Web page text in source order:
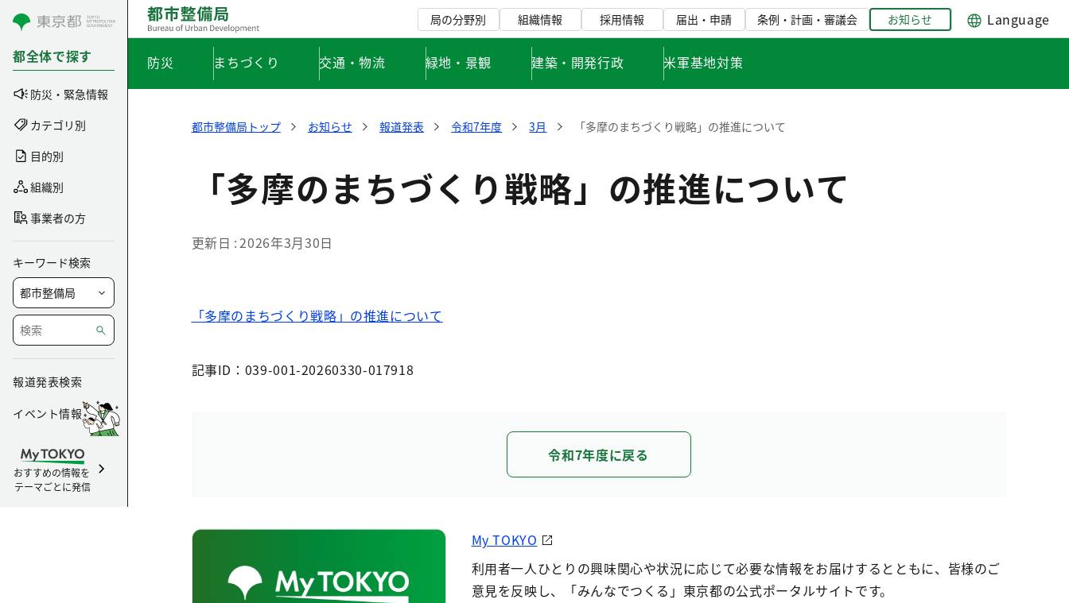
コンテンツにスキップ
都全体で探す
防災・緊急情報
カテゴリ別
目的別
組織別
事業者の方
キーワード検索
報道発表検索
イベント情報
おすすめの情報を
テーマごとに発信
局の分野別 組織情報 採用情報 届出・申請 条例・計画・審議会 お知らせ Language
防災 まちづくり 交通・物流 緑地・景観 建築・開発行政 米軍基地対策
都市整備局トップ お知らせ 報道発表 令和7年度 3月 「多摩のまちづくり戦略」の推進について
「多摩のまちづくり戦略」の推進について
更新日 2026年3月30日
「多摩のまちづくり戦略」の推進について
記事ID：039-001-20260330-017918
令和7年度に戻る
My TOKYO
利用者一人ひとりの興味関心や状況に応じて必要な情報をお届けするとともに、皆様のご
意見を反映し、「みんなでつくる」東京都の公式ポータルサイトです。